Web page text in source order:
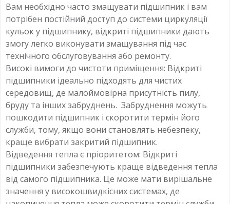
Вам необхідно часто змащувати підшипник і вам
потрібен постійний доступ до системи циркуляції
кульок у підшипнику, відкриті підшипники дають
змогу легко виконувати змащування під час
технічного обслуговування або ремонту.
Високі вимоги до чистоти приміщення: Відкриті
підшипники ідеально підходять для чистих
середовищ, де малоймовірна присутність пилу,
бруду та інших забруднень. Забруднення можуть
пошкодити підшипник і скоротити термін його
служби, тому, якщо вони становлять небезпеку,
краще вибрати закритий підшипник.
Відведення тепла є пріоритетом: Відкриті
підшипники забезпечують краще відведення тепла
від самого підшипника. Це може мати вирішальне
значення у високошвидкісних системах, де